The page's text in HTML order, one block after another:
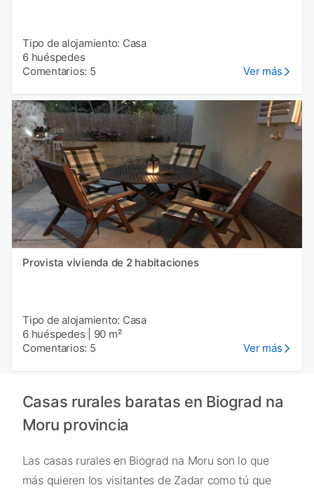
Tipo de alojamiento: Casa
6 huéspedes
Comentarios: 5
Ver más
Provista vivienda de 2 habitaciones
Tipo de alojamiento: Casa
6 huéspedes
90 m²
Comentarios: 5
Ver más
Casas rurales baratas en Biograd na
Moru provincia
Las casas rurales en Biograd na Moru son lo que
más quieren los visitantes de Zadar como tú que